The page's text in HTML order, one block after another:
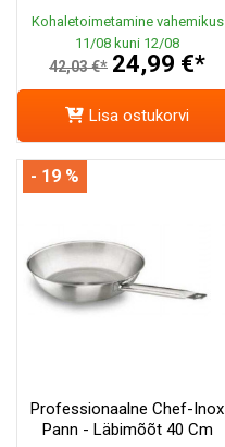
Kohaletoimetamine vahemikus
11/08 kuni 12/08
42,03 €* 24,99 €*
Lisa ostukorvi
Professionaalne Chef-Inox
Pann - Läbimõõt 40 Cm
- 19 %